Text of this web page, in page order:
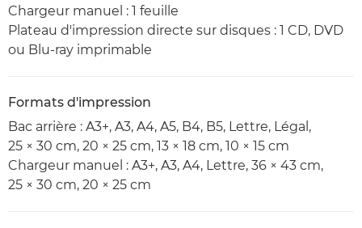
Chargeur manuel : 1 feuille
Plateau d'impression directe sur disques : 1 CD, DVD
ou Blu-ray imprimable
Formats d'impression
Bac arrière : A3+, A3, A4, A5, B4, B5, Lettre, Légal,
25 × 30 cm, 20 × 25 cm, 13 × 18 cm, 10 × 15 cm
Chargeur manuel : A3+, A3, A4, Lettre, 36 × 43 cm,
25 × 30 cm, 20 × 25 cm